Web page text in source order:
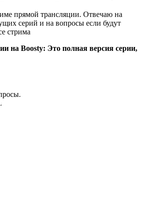
прямой трансляции. Отвечаю на
серий и на вопросы если будут
стрима
на Boosty: Это полная версия серии,